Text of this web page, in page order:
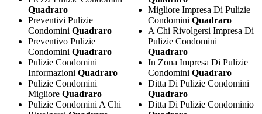
Quadraro
Preventivi Pulizie
Condomini Quadraro
Preventivo Pulizie
Condomini Quadraro
Pulizie Condomini
Informazioni Quadraro
Pulizie Condomini
Migliore Quadraro
Pulizie Condomini A Chi
Migliore Impresa Di Pulizie
CondominiQuadraro
A Chi Rivolgersi Impresa Di
Pulizie Condomini
Quadraro
In Zona Impresa Di Pulizie
CondominiQuadraro
Ditta Di Pulizie Condomini
Quadraro
Ditta Di Pulizie Condominio